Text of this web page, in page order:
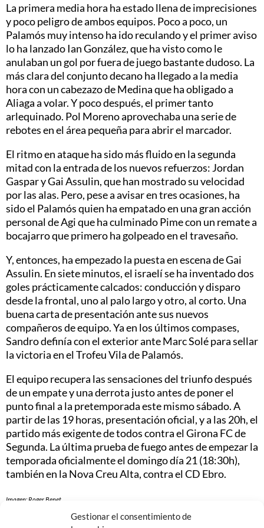
Gestionar el consentimiento de
La primera media hora ha estado llena de imprecisiones
y poco peligro de ambos equipos. Poco a poco, un
Palamós muy intenso ha ido reculando y el primer aviso
lo ha lanzado Ian González, que ha visto como le
anulaban un gol por fuera de juego bastante dudoso. La
más clara del conjunto decano ha llegado a la media
hora con un cabezazo de Medina que ha obligado a
Aliaga a volar. Y poco después, el primer tanto
arlequinado. Pol Moreno aprovechaba una serie de
rebotes en el área pequeña para abrir el marcador.
El ritmo en ataque ha sido más fluido en la segunda
mitad con la entrada de los nuevos refuerzos: Jordan
Gaspar y Gai Assulin, que han mostrado su velocidad
por las alas. Pero, pese a avisar en tres ocasiones, ha
sido el Palamós quien ha empatado en una gran acción
personal de Agi que ha culminado Pime con un remate a
bocajarro que primero ha golpeado en el travesaño.
Y, entonces, ha empezado la puesta en escena de Gai
Assulin. En siete minutos, el israelí se ha inventado dos
goles prácticamente calcados: conducción y disparo
desde la frontal, uno al palo largo y otro, al corto. Una
buena carta de presentación ante sus nuevos
compañeros de equipo. Ya en los últimos compases,
Sandro definía con el exterior ante Marc Solé para sellar
la victoria en el Trofeu Vila de Palamós.
El equipo recupera las sensaciones del triunfo después
de un empate y una derrota justo antes de poner el
punto final a la pretemporada este mismo sábado. A
partir de las 19 horas, presentación oficial, y a las 20h, el
partido más exigente de todos contra el Girona FC de
Segunda. La última prueba de fuego antes de empezar la
temporada oficialmente el domingo día 21 (18:30h),
también en la Nova Creu Alta, contra el CD Ebro.
Imagen: Roger Benet.